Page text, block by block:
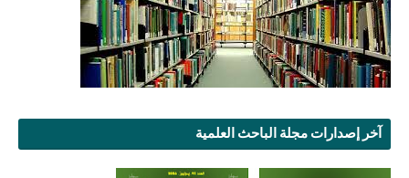
آخر إصدارات مجلة الباحث العلمية